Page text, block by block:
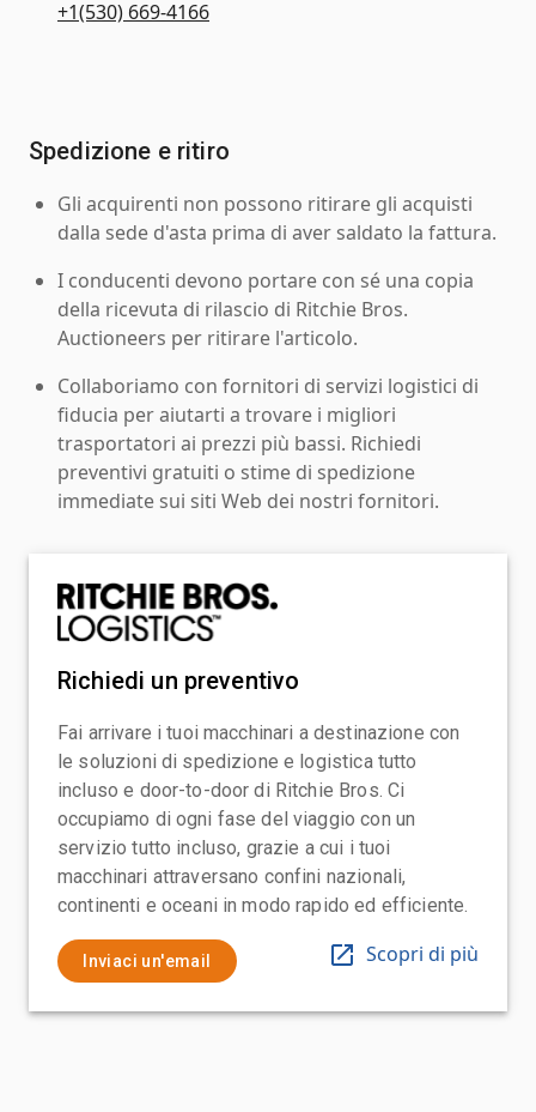
+1(530) 669-4166
Spedizione e ritiro
Gli acquirenti non possono ritirare gli acquisti
dalla sede d'asta prima di aver saldato la fattura.
I conducenti devono portare con sé una copia
della ricevuta di rilascio di Ritchie Bros.
Auctioneers per ritirare l'articolo.
Collaboriamo con fornitori di servizi logistici di
fiducia per aiutarti a trovare i migliori
trasportatori ai prezzi più bassi. Richiedi
preventivi gratuiti o stime di spedizione
immediate sui siti Web dei nostri fornitori.
Richiedi un preventivo
Fai arrivare i tuoi macchinari a destinazione con
le soluzioni di spedizione e logistica tutto
incluso e door-to-door di Ritchie Bros. Ci
occupiamo di ogni fase del viaggio con un
servizio tutto incluso, grazie a cui i tuoi
macchinari attraversano confini nazionali,
continenti e oceani in modo rapido ed efficiente.
Inviaci un'email Scopri di più